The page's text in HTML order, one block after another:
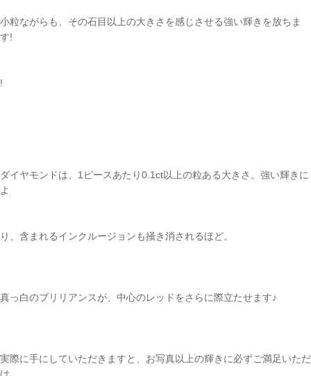
小粒ながらも、その石目以上の大きさを感じさせる強い輝きを放ちま
す!
!
ダイヤモンドは、1ピースあたり0.1ct以上の粒ある大きさ。強い輝きに
よ
り、含まれるインクルージョンも掻き消されるほど。
真っ白のブリリアンスが、中心のレッドをさらに際立たせます♪
実際に手にしていただきますと、お写真以上の輝きに必ずご満足いただ